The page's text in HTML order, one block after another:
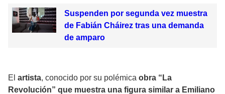
Suspenden por segunda vez muestra
de Fabián Cháirez tras una demanda
de amparo
El artista, conocido por su polémica obra “La
Revolución” que muestra una figura similar a Emiliano